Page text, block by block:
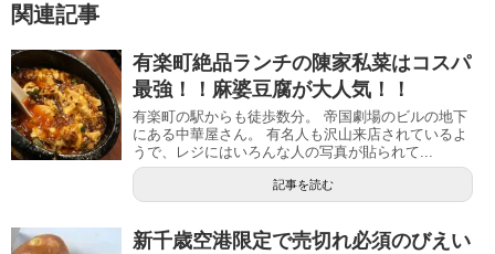
関連記事
有楽町絶品ランチの陳家私菜はコスパ
最強！！麻婆豆腐が大人気！！
有楽町の駅からも徒歩数分。 帝国劇場のビルの地下
にある中華屋さん。 有名人も沢山来店されているよ
うで、レジにはいろんな人の写真が貼られて...
記事を読む
新千歳空港限定で売切れ必須のびえい